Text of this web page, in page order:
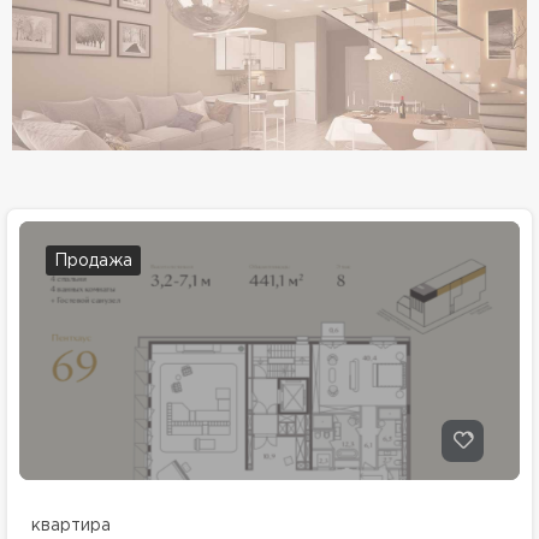
Продажа
квартира